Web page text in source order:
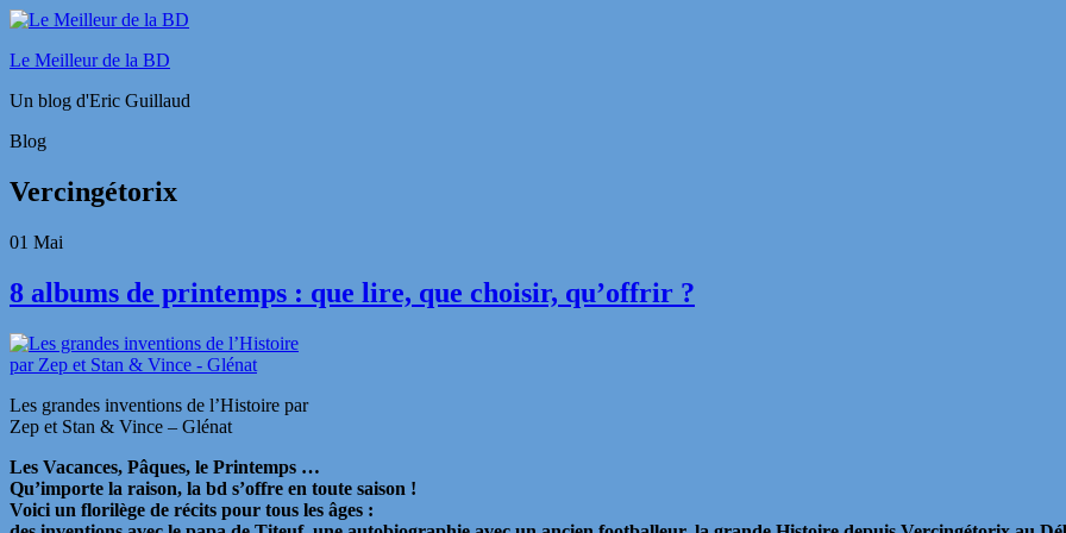
Le Meilleur de la BD
Un blog d'Eric Guillaud
Blog
Vercingétorix
01 Mai
8 albums de printemps : que lire, que choisir, qu’offrir ?
Les grandes inventions de l’Histoire par
Zep et Stan & Vince – Glénat
Les Vacances, Pâques, le Printemps …
Qu’importe la raison, la bd s’offre en toute saison !
Voici un florilège de récits pour tous les âges :